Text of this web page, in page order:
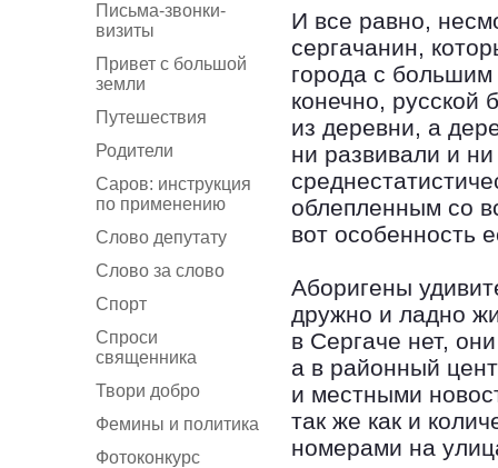
Письма-звонки-
визиты
Привет с большой
земли
Путешествия
Родители
Саров: инструкция
по применению
Слово депутату
Слово за слово
Спорт
Спроси
священника
Твори добро
Фемины и политика
Фотоконкурс
И все равно,
сергачанин,
города с большим
конечно, русской
из деревни, а
ни развивали и
облепленным со
вот особенность
Аборигены
дружно и ладно
в Сергаче нет,
а в районный
и местными
так же как и
номерами на